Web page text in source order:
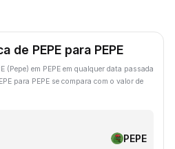
de PEPE para PEPE
(Pepe) em PEPE em qualquer data passada
para PEPE se compara com o valor de
PEPE